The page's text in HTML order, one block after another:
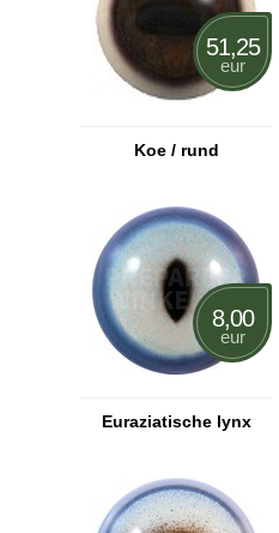
Koe / rund
51,25
eur
Euraziatische lynx
8,00
eur